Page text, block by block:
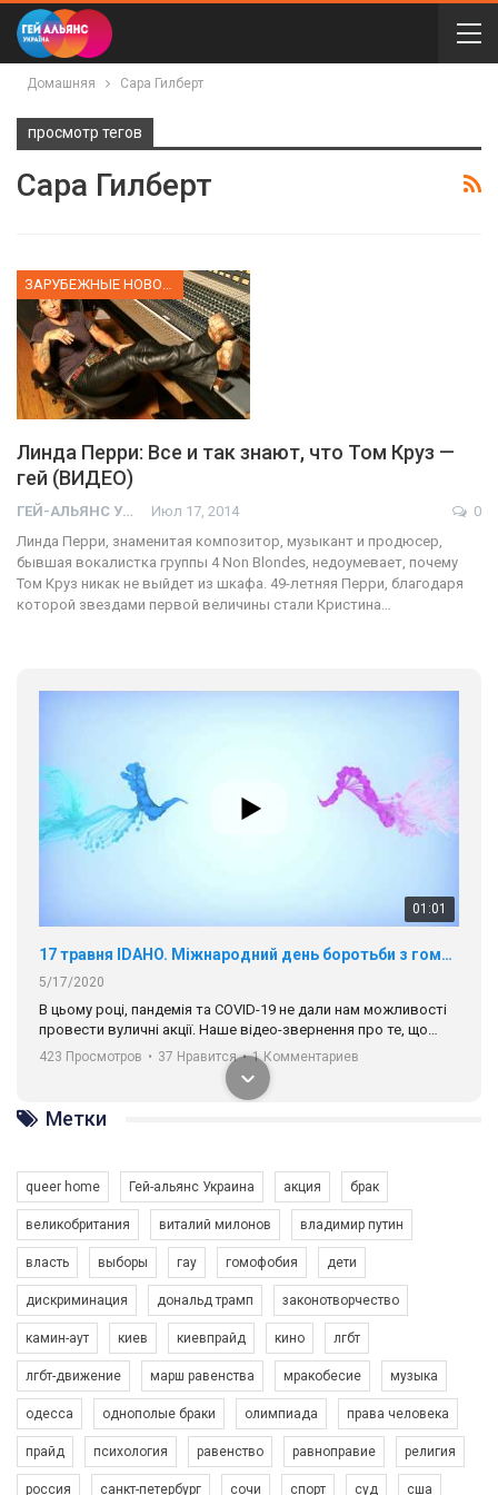
Домашняя Сара Гилберт
просмотр тегов
Сара Гилберт
Линда Перри: Все и так знают, что Том Круз —
гей (ВИДЕО)
ГЕЙ-АЛЬЯНС УКРАИНА Июл 17, 2014
0
Линда Перри, знаменитая композитор, музыкант и продюсер,
бывшая вокалистка группы 4 Non Blondes, недоумевает, почему
Том Круз никак не выйдет из шкафа. 49-летняя Перри, благодаря
которой звездами первой величины стали Кристина…
01:01
17 травня IDAHO. Міжнародний день боротьби з гомофобією трансфобією і біфобія.
5/17/2020
В цьому році, пандемія та COVІD-19 не дали нам можливості
провести вуличні акції. Наше відео-звернення про те, що
навіть коли ми у різних містах та не можемо зустрінеться, ми
разом. Ми закликаємо всіх хто поділяє цінності рівності та
солідарності, приєднатися до нас. Регіональні підрозділи
ГАУ є в 16 областях України.
Разом наш голос лунає гучніше!
423 Просмотров • 37 Нравится • 1 Комментариев
Зупинимо насильство проти ЛГБТ в Україні! Stop violence against LGBT in Ukraine!
6/30/2017
Емоційний та вражаючий промо-ролік на конкурс PACT, який
представляє програму "Гей-альянс Україна" з протидії
насильству проти ЛГБТ в Україні.
1.9K Просмотров • 226 Нравится • 5 Комментариев
Метки
queer home Гей-альянс Украина акция брак
великобритания виталий милонов владимир путин
власть выборы гау гомофобия дети
дискриминация дональд трамп законотворчество
камин-аут киев киевпрайд кино лгбт
лгбт-движение марш равенства мракобесие музыка
одесса однополые браки олимпиада права человека
прайд психология равенство равноправие религия
россия санкт-петербург сочи спорт суд сша